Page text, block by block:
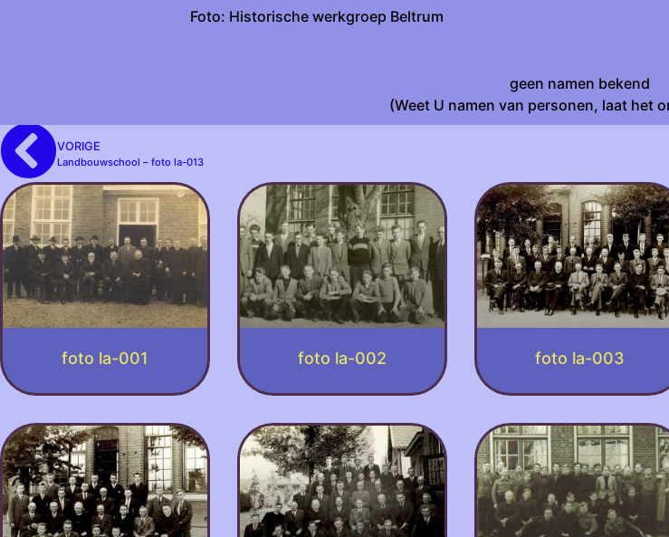
Foto: Historische werkgroep
geen namen bekend
(Weet U namen van personen, laat het
VORIGE
Landbouwschool – foto la-013
foto la-001 foto la-002 foto la-003